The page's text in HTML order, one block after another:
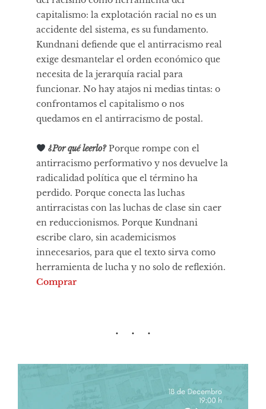
capitalismo: la explotación racial no es un
accidente del sistema, es su fundamento.
Kundnani defiende que el antirracismo real
exige desmantelar el orden económico que
necesita de la jerarquía racial para
funcionar. No hay atajos ni medias tintas: o
confrontamos el capitalismo o nos
quedamos en el antirracismo de postal.
¿Por qué leerlo?Porque rompe con el
antirracismo performativo y nos devuelve la
radicalidad política que el término ha
perdido. Porque conecta las luchas
antirracistas con las luchas de clase sin caer
en reduccionismos. Porque Kundnani
escribe claro, sin academicismos
innecesarios, para que el texto sirva como
herramienta de lucha y no solo de reflexión.
Comprar